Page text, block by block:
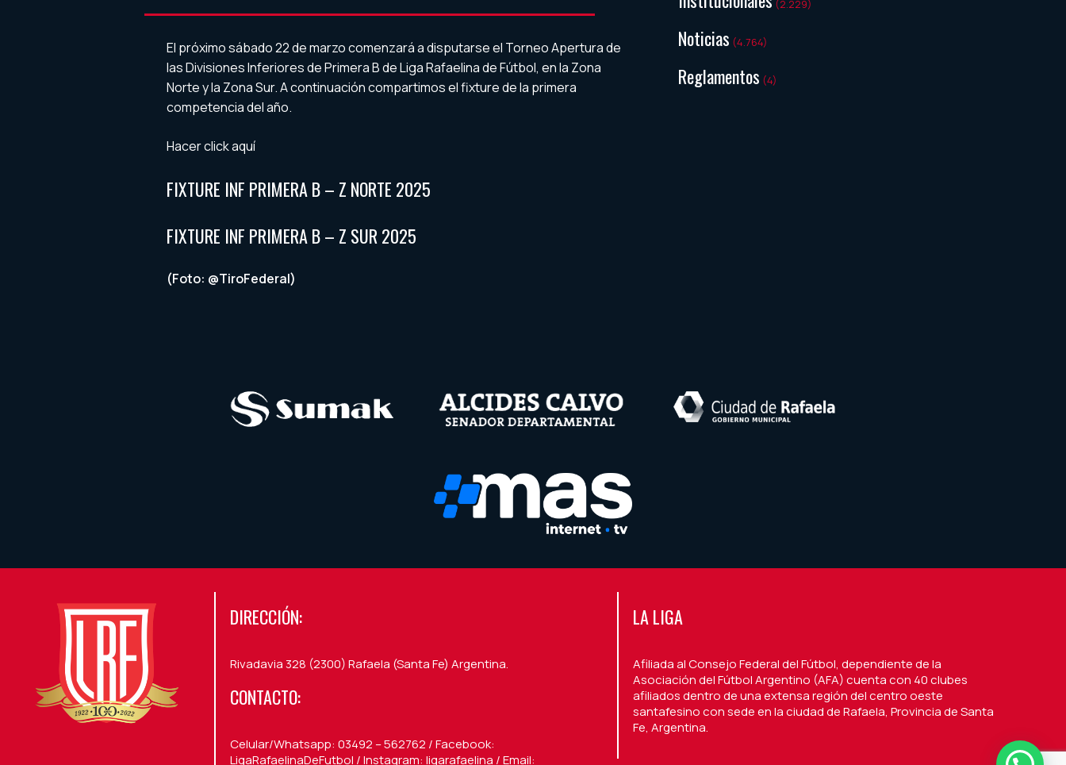
El próximo sábado 22 de marzo comenzará a disputarse el Torneo Apertura de
las Divisiones Inferiores de Primera B de Liga Rafaelina de Fútbol, en la Zona
Norte y la Zona Sur. A continuación compartimos el fixture de la primera
competencia del año.
Hacer click aquí
FIXTURE INF PRIMERA B – Z NORTE 2025
FIXTURE INF PRIMERA B – Z SUR 2025
(Foto: @TiroFederal)
(2.229)
Noticias (4.764)
Reglamentos (4)
DIRECCIÓN:
Rivadavia 328 (2300) Rafaela (Santa Fe) Argentina.
CONTACTO:
Celular/Whatsapp: 03492 – 562762 / Facebook:
LigaRafaelinaDeFutbol / Instagram: ligarafaelina / Email:
LA LIGA
Afiliada al Consejo Federal del Fútbol, dependiente de la
Asociación del Fútbol Argentino (AFA) cuenta con 40 clubes
afiliados dentro de una extensa región del centro oeste
santafesino con sede en la ciudad de Rafaela, Provincia de Santa
Fe, Argentina.